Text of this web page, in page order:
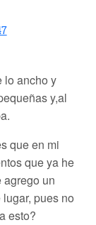
lo ancho y
y,al
que en mi
que ya he
agrego un
pues no
esto?